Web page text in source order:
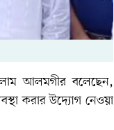
আলমগীর বলেছেন,
করার উদ্যোগ নেওয়া